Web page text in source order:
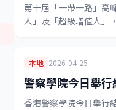
第十屆「一帶一路」高
人」及「超級增值人」
本地 2026-04-25
警察學院今日舉
香港警察學院今日舉行